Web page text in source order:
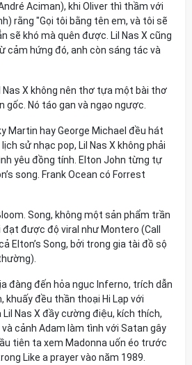
Aciman), khi Oliver thì thầm với
rằng "Gọi tôi bằng tên em, và tôi sẽ
sẽ khó mà quên được. Lil Nas X cũng
cảm hứng đó, anh còn sáng tác và
Nas X không nên thơ tựa một bài thơ
gốc. Nó táo gan và ngạo ngược.
Martin hay George Michael đều hát
sử nhạc pop, Lil Nas X không phải
yêu đồng tính. Elton John từng tự
song. Frank Ocean có Forrest
Song, không một sản phẩm trần
được độ viral như Montero (Call
Elton’s Song, bởi trong gia tài đồ sộ
đàng đến hỏa ngục Inferno, trích dẫn
khuấy đều thần thoại Hi Lạp với
Lil Nas X đầy cường điệu, kích thích,
cảnh Adam làm tình với Satan gây
tiên ta xem Madonna uốn éo trước
Like a prayer vào năm 1989.